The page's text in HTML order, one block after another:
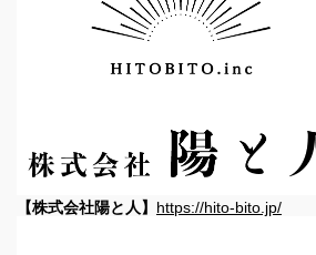
【株式会社陽と人】 https://hito-bito.jp/